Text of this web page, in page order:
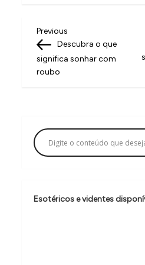
N
a
v
a
ç
o
d
Previous
Post
Previous
Descubra o que
significa sonhar com
roubo
Esotéricos e videntes